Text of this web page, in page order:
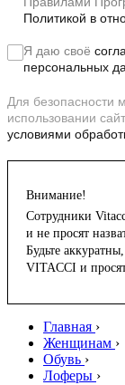
Политикой в
Я даю своё
персональных
Для безопасности
использовании
условиями
Внимание!
Сотрудники
и не просят
Будьте
VITACCI и
Главная ›
Женщинам ›
Обувь ›
Лоферы ›